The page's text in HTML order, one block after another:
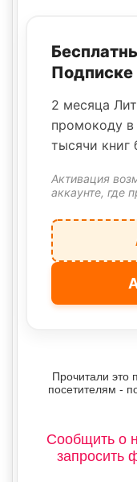
Подписке
2 месяца
промокоду
тысячи книг
Активация
аккаунте, где
Прочитали это
посетителям -
Сообщить о
запросить